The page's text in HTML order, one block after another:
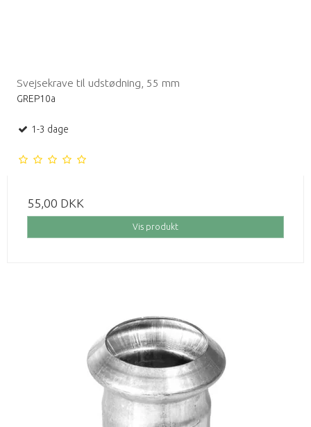
Svejsekrave til udstødning, 55 mm
GREP10a
1-3 dage
55,00 DKK
Vis produkt